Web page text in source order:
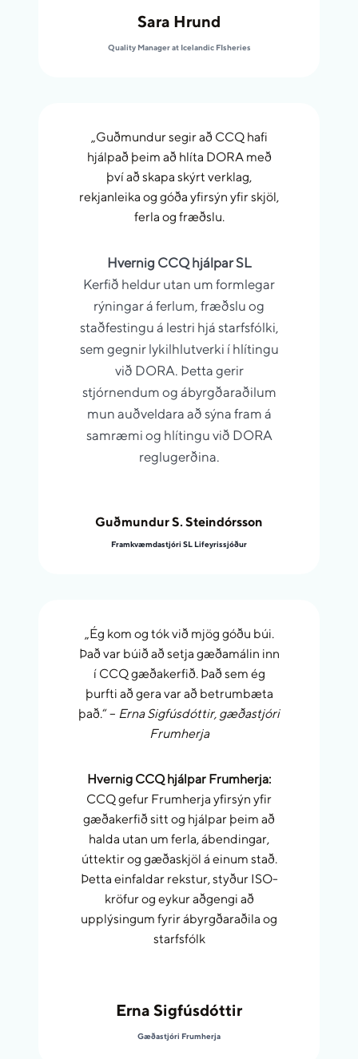
Sara Hrund
Quality Manager at Icelandic FIsheries
„Guðmundur segir að CCQ hafi
hjálpað þeim að hlíta DORA með
því að skapa skýrt verklag,
rekjanleika og góða yfirsýn yfir skjöl,
ferla og fræðslu.
Hvernig CCQ hjálpar SL
Kerfið heldur utan um formlegar
rýningar á ferlum, fræðslu og
staðfestingu á lestri hjá starfsfólki,
sem gegnir lykilhlutverki í hlítingu
við DORA. Þetta gerir
stjórnendum og ábyrgðaraðilum
mun auðveldara að sýna fram á
samræmi og hlítingu við DORA
reglugerðina.
Guðmundur S. Steindórsson
Framkvæmdastjóri SL Lifeyrissjóður
„Ég kom og tók við mjög góðu búi.
Það var búið að setja gæðamálin inn
í CCQ gæðakerfið. Það sem ég
þurfti að gera var að betrumbæta
það.“ – Erna Sigfúsdóttir, gæðastjóri
Frumherja
Hvernig CCQ hjálpar Frumherja:
CCQ gefur Frumherja yfirsýn yfir
gæðakerfið sitt og hjálpar þeim að
halda utan um ferla, ábendingar,
úttektir og gæðaskjöl á einum stað.
Þetta einfaldar rekstur, styður ISO-
kröfur og eykur aðgengi að
upplýsingum fyrir ábyrgðaraðila og
starfsfólk
Erna Sigfúsdóttir
Gæðastjóri Frumherja